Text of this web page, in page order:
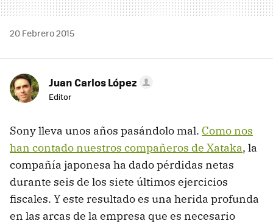
20 Febrero 2015
Juan Carlos López
Editor
Sony lleva unos años pasándolo mal. Como nos
han contado nuestros compañeros de Xataka, la
compañía japonesa ha dado pérdidas netas
durante seis de los siete últimos ejercicios
fiscales. Y este resultado es una herida profunda
en las arcas de la empresa que es necesario